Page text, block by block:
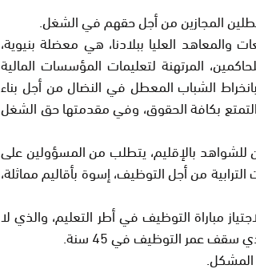
المجازين من أجل حقهم في الشغل.
والمعاهد العليا ببلادنا، هي معضلة بنيوية،
المرتهنة لتعليمات المؤسسات المالية
الشباب المعطل في النضال من أجل بناء
بكافة الحقوق، وفي مقدمتها حق الشغل
للشواهد بالإقليم، يتطلب من المسؤولين على
من أجل التوظيف، إسوة بأقاليم مماثلة،
30 سنة المجحف لاجتياز مباراة التوظيف في أطر التعليم، والذي لا
سقف عمر التوظيف في 45 سنة.
المشكل.